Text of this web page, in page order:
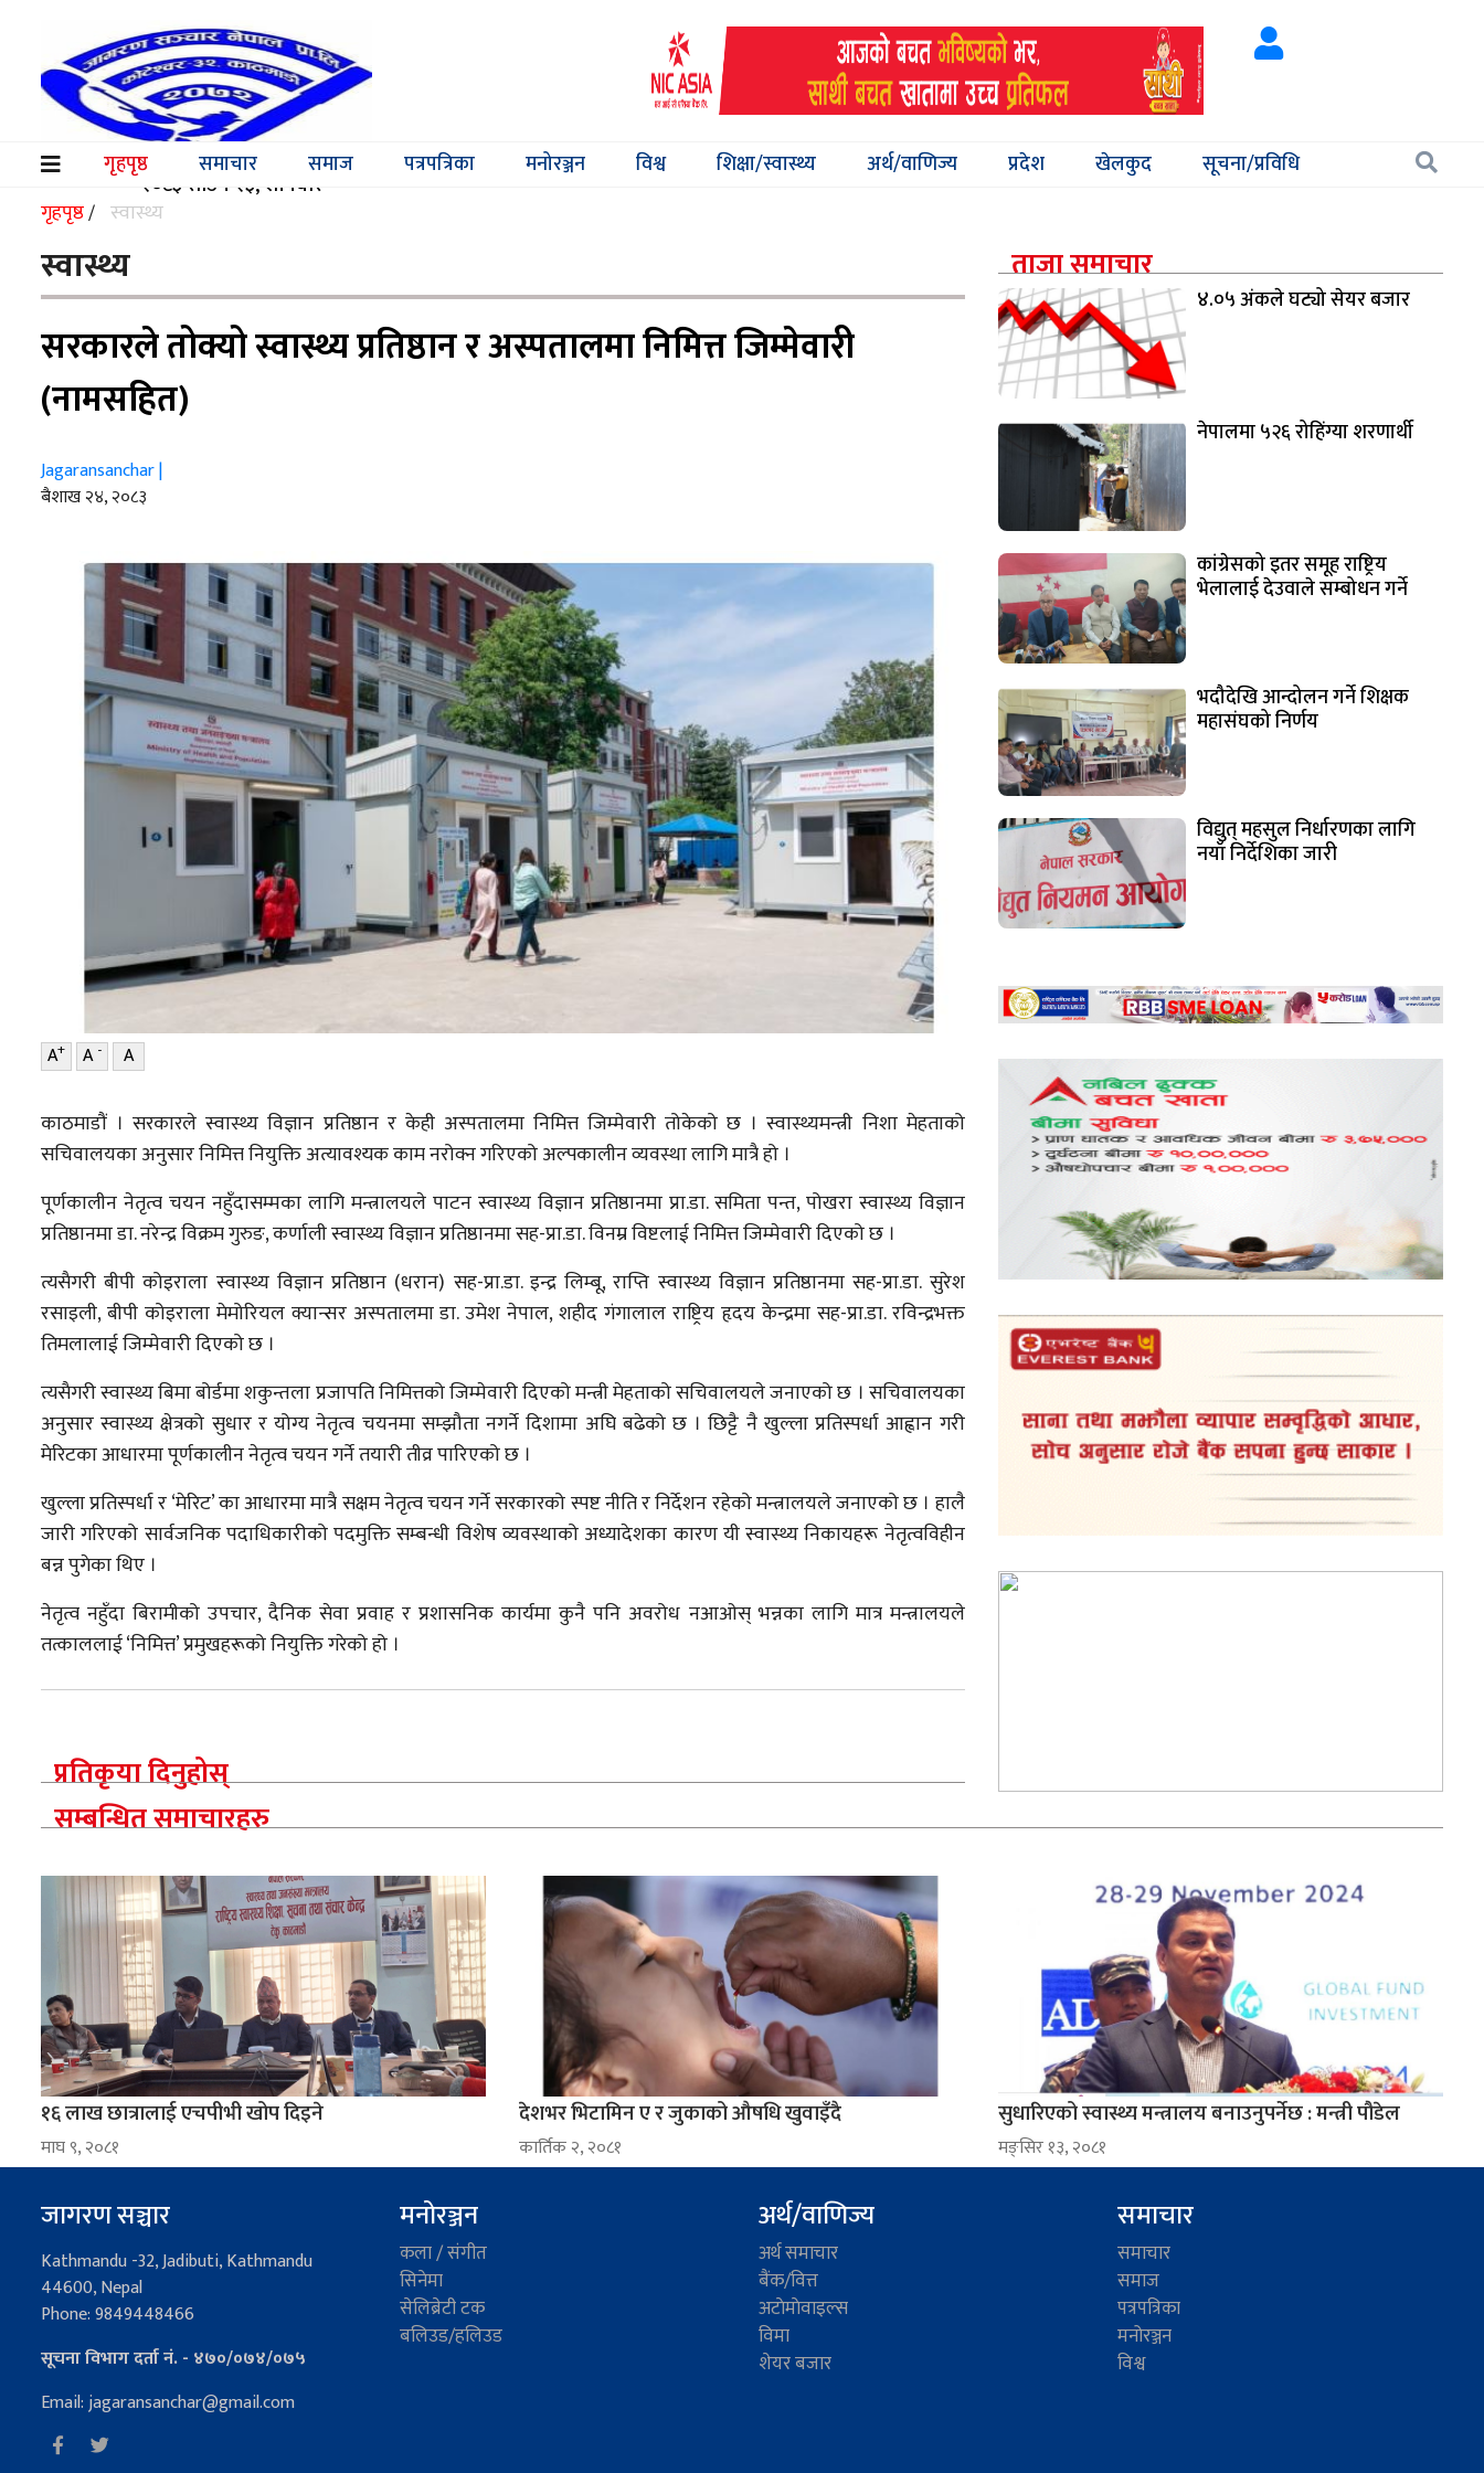
२०८३ साउन २३, शनिवार
गृहपृष्ठ
(current) समाचार समाज पत्रपत्रिका मनोरञ्जन विश्व शिक्षा/स्वास्थ्य अर्थ/वाणिज्य प्रदेश खेलकुद सूचना/प्रविधि
समाचार
समाज
पत्रपत्रिका
मनोरञ्जन
विश्व
स्वास्थ्य
अर्थ/
वाणिज्य
शिक्षा
सम्पादकीय
संस्कृति/
संस्कार
खेलकुद
गृहपृष्ठ/ स्वास्थ्य
स्वास्थ्य
सरकारले तोक्यो स्वास्थ्य प्रतिष्ठान र अस्पतालमा निमित्त जिम्मेवारी
(नामसहित)
Jagaransanchar |
ब‌ैशाख २४, २०८३
A+ A- A
काठमाडौं । सरकारले स्वास्थ्य विज्ञान प्रतिष्ठान र केही अस्पतालमा निमित्त जिम्मेवारी तोकेको छ । स्वास्थ्यमन्त्री निशा मेहताको
सचिवालयका अनुसार निमित्त नियुक्ति अत्यावश्यक काम नरोक्न गरिएको अल्पकालीन व्यवस्था लागि मात्रै हो ।
पूर्णकालीन नेतृत्व चयन नहुँदासम्मका लागि मन्त्रालयले पाटन स्वास्थ्य विज्ञान प्रतिष्ठानमा प्रा.डा. समिता पन्त, पोखरा स्वास्थ्य विज्ञान
प्रतिष्ठानमा डा. नरेन्द्र विक्रम गुरुङ, कर्णाली स्वास्थ्य विज्ञान प्रतिष्ठानमा सह-प्रा.डा. विनम्र विष्टलाई निमित्त जिम्मेवारी दिएको छ ।
त्यसैगरी बीपी कोइराला स्वास्थ्य विज्ञान प्रतिष्ठान (धरान) सह-प्रा.डा. इन्द्र लिम्बू, राप्ति स्वास्थ्य विज्ञान प्रतिष्ठानमा सह-प्रा.डा. सुरेश
रसाइली, बीपी कोइराला मेमोरियल क्यान्सर अस्पतालमा डा. उमेश नेपाल, शहीद गंगालाल राष्ट्रिय हृदय केन्द्रमा सह-प्रा.डा. रविन्द्रभक्त
तिमलालाई जिम्मेवारी दिएको छ ।
त्यसैगरी स्वास्थ्य बिमा बोर्डमा शकुन्तला प्रजापति निमित्तको जिम्मेवारी दिएको मन्त्री मेहताको सचिवालयले जनाएको छ । सचिवालयका
अनुसार स्वास्थ्य क्षेत्रको सुधार र योग्य नेतृत्व चयनमा सम्झौता नगर्ने दिशामा अघि बढेको छ । छिट्टै नै खुल्ला प्रतिस्पर्धा आह्वान गरी
मेरिटका आधारमा पूर्णकालीन नेतृत्व चयन गर्ने तयारी तीव्र पारिएको छ ।
खुल्ला प्रतिस्पर्धा र ‘मेरिट’ का आधारमा मात्रै सक्षम नेतृत्व चयन गर्ने सरकारको स्पष्ट नीति र निर्देशन रहेको मन्त्रालयले जनाएको छ । हालै
जारी गरिएको सार्वजनिक पदाधिकारीको पदमुक्ति सम्बन्धी विशेष व्यवस्थाको अध्यादेशका कारण यी स्वास्थ्य निकायहरू नेतृत्वविहीन
बन्न पुगेका थिए ।
नेतृत्व नहुँदा बिरामीको उपचार, दैनिक सेवा प्रवाह र प्रशासनिक कार्यमा कुनै पनि अवरोध नआओस् भन्नका लागि मात्र मन्त्रालयले
तत्काललाई ‘निमित्त’ प्रमुखहरूको नियुक्ति गरेको हो ।
प्रतिकृया दिनुहोस्
ताजा समाचार
४.०५ अंकले घट्यो सेयर बजार
नेपालमा ५२६ रोहिंग्या शरणार्थी
कांग्रेसको इतर समूह राष्ट्रिय
भेलालाई देउवाले सम्बोधन गर्ने
भदौदेखि आन्दोलन गर्ने शिक्षक
महासंघको निर्णय
विद्युत् महसुल निर्धारणका लागि
नयाँ निर्देशिका जारी
सम्बन्धित समाचारहरु
१६ लाख छात्रालाई एचपीभी खोप दिइने
माघ ९, २०८१
देशभर भिटामिन ए र जुकाको औषधि खुवाइँदै
कार्तिक २, २०८१
सुधारिएको स्वास्थ्य मन्त्रालय बनाउनुपर्नेछ : मन्त्री पौडेल
मङ्सिर १३, २०८१
जागरण सञ्चार
Kathmandu -32, Jadibuti, Kathmandu
44600, Nepal
Phone: 9849448466
सूचना विभाग दर्ता नं. - ४७०/०७४/०७५
Email: jagaransanchar@gmail.com
मनोरञ्जन
कला / संगीत
सिनेमा
सेलिब्रेटी टक
बलिउड/हलिउड
अर्थ/वाणिज्य
अर्थ समाचार
बैंक/वित्त
अटाेमाेवाइल्स
विमा
शेयर बजार
समाचार
समाचार
समाज
पत्रपत्रिका
मनोरञ्जन
विश्व